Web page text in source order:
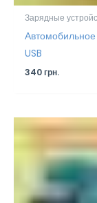
Зарядные
USB
340грн.